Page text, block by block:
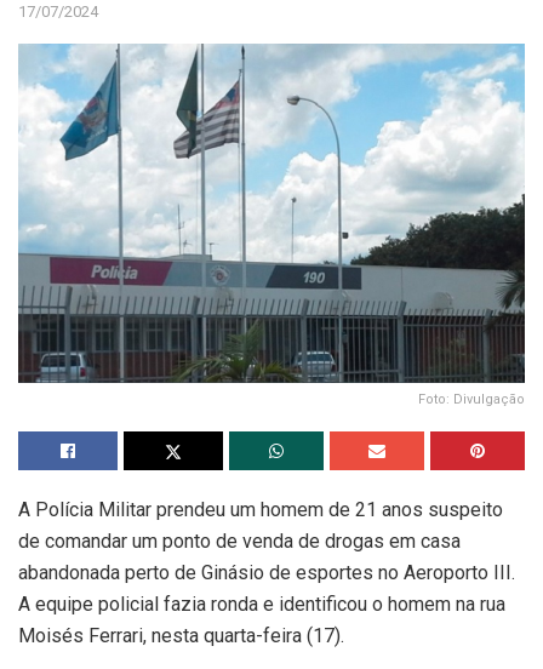
17/07/2024
Foto: Divulgação
A Polícia Militar prendeu um homem de 21 anos suspeito
de comandar um ponto de venda de drogas em casa
abandonada perto de Ginásio de esportes no Aeroporto III.
A equipe policial fazia ronda e identificou o homem na rua
Moisés Ferrari, nesta quarta-feira (17).